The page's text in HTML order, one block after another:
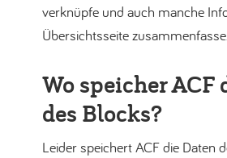
verknüpfe und auch manche
Übersichtsseite
Wo speicher ACF
des Blocks?
Leider speichert ACF die Daten